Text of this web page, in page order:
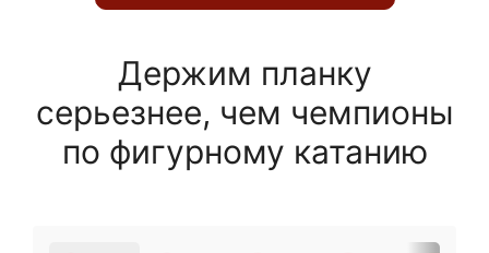
Держим планку
серьезнее, чем чемпионы
по фигурному катанию